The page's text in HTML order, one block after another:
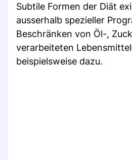
Subtile Formen der Diät
ausserhalb spezieller
Beschränken von Öl-,
verarbeiteten
beispielsweise dazu.